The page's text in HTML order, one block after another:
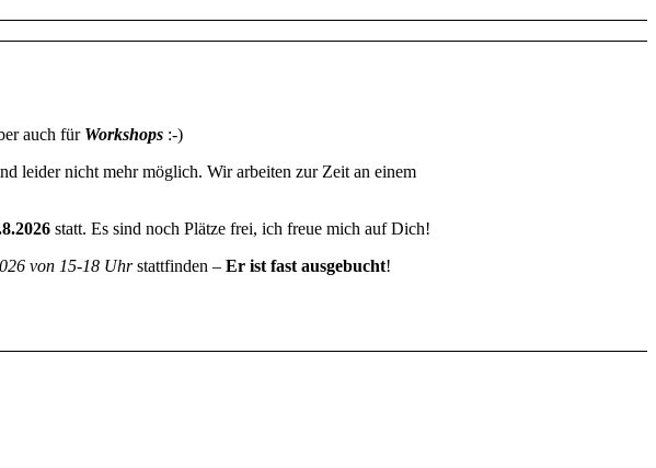
auch für Workshops :-)
leider nicht mehr möglich. Wir arbeiten zur Zeit an einem
statt. Es sind noch Plätze frei, ich freue mich auf Dich!
von 15-18 Uhrstattfinden – Er ist fast ausgebucht!